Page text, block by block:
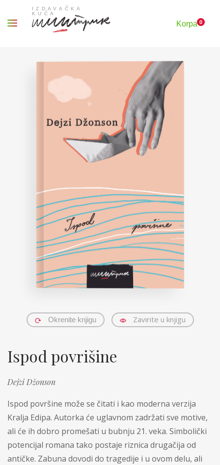
Korpa0
Okrenite knjigu Zavirite u knjigu
Ispod povrišine
Dejzi Džonson
Ispod površine može se čitati i kao moderna verzija
Kralja Edipa. Autorka će uglavnom zadržati sve motive,
ali će ih dobro promešati u bubnju 21. veka. Simbolički
potencijal romana tako postaje riznica drugačija od
antičke. Zabuna dovodi do tragedije i u ovom delu, ali